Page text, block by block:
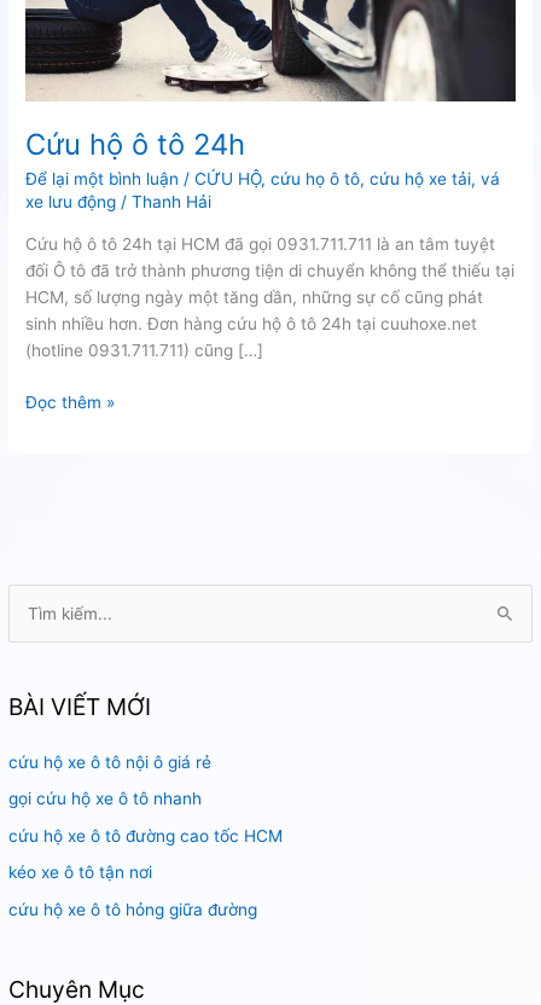
k
ế
m
:
BÀI VIẾT MỚI
cứu hộ xe ô tô nội ô giá rẻ
gọi cứu hộ xe ô tô nhanh
cứu hộ xe ô tô đường cao tốc HCM
kéo xe ô tô tận nơi
cứu hộ xe ô tô hỏng giữa đường
Chuyên Mục
Cứu hộ ô tô 24h
Để lại một bình luận /CỨU HỘ,cứu họ ô tô,cứu hộ xe tải,vá
xe lưu động /Thanh Hải
Cứu hộ ô tô 24h tại HCM đã gọi 0931.711.711 là an tâm tuyệt
đối Ô tô đã trở thành phương tiện di chuyển không thể thiếu tại
HCM, số lượng ngày một tăng dần, những sự cố cũng phát
sinh nhiều hơn. Đơn hàng cứu hộ ô tô 24h tại cuuhoxe.net
(hotline 0931.711.711) cũng […]
Cứu
Đọc thêm »